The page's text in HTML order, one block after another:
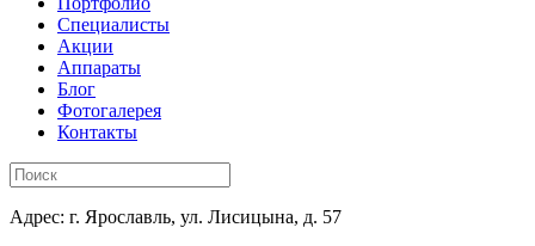
Специалисты
Акции
Аппараты
Блог
Фотогалерея
Контакты
Адрес: г. Ярославль, ул. Лисицына, д. 57